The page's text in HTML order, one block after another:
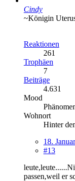
Cindy
~Königin
Reaktionen
261
Trophäen
7
Beiträge
4.631
Mood
Wohnort
Hinter
18.
#13
passen,weil er